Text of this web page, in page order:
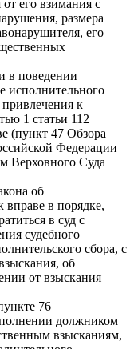
его взимания с
размера
его
в поведении
исполнительного
к
1 статьи 112
(пункт 47 Обзора
Федерации
Верховного Суда
об
в порядке,
в суд с
судебного
сбора, с
об
от взыскания
76
должником
взысканиям,